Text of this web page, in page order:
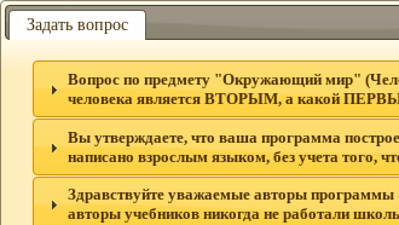
Задать вопрос
Вопрос по предмету "Окружающий мир"
человека является ВТОРЫМ, а какой
Вы утверждаете, что ваша программа
написано взрослым языком, без учета того,
Здравствуйте уважаемые авторы
авторы учебников никогда не работали